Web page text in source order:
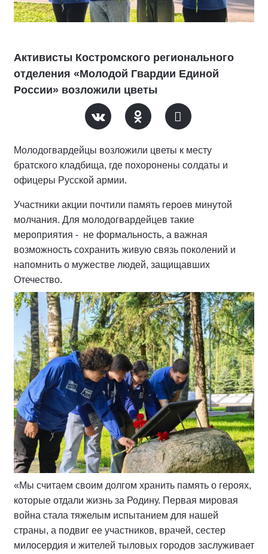
Активисты Костромского регионального
отделения «Молодой Гвардии Единой
России» возложили цветы
Молодогвардейцы возложили цветы к месту
братского кладбища, где похоронены солдаты и
офицеры Русской армии.
Участники акции почтили память героев минутой
молчания. Для молодогвардейцев такие
мероприятия - не формальность, а важная
возможность сохранить живую связь поколений и
напомнить о мужестве людей, защищавших
Отечество.
«Мы считаем своим долгом хранить память о героях,
которые отдали жизнь за Родину. Первая мировая
война стала тяжелым испытанием для нашей
страны, а подвиг ее участников, врачей, сестер
милосердия и жителей тыловых городов заслуживает